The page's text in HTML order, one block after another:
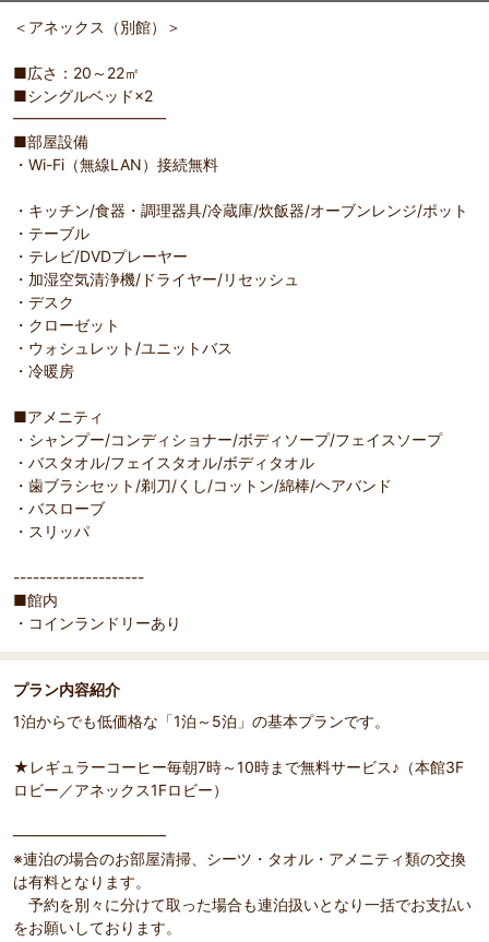
＜アネックス（別館）＞
■広さ：20～22㎡
■シングルベッド×2
━━━━━━━━━━
■部屋設備
・Wi-Fi（無線LAN）接続無料
・キッチン/食器・調理器具/冷蔵庫/炊飯器/オーブンレンジ/ポット
・テーブル
・テレビ/DVDプレーヤー
・加湿空気清浄機/ドライヤー/リセッシュ
・デスク
・クローゼット
・ウォシュレット/ユニットバス
・冷暖房
■アメニティ
・シャンプー/コンディショナー/ボディソープ/フェイスソープ
・バスタオル/フェイスタオル/ボディタオル
・歯ブラシセット/剃刀/くし/コットン/綿棒/ヘアバンド
・バスローブ
・スリッパ
--------------------
■館内
・コインランドリーあり
プラン内容紹介
1泊からでも低価格な「1泊～5泊」の基本プランです。
★レギュラーコーヒー毎朝7時～10時まで無料サービス♪（本館3F
ロビー／アネックス1Fロビー）
━━━━━━━━━━
※連泊の場合のお部屋清掃、シーツ・タオル・アメニティ類の交換
は有料となります。
予約を別々に分けて取った場合も連泊扱いとなり一括でお支払い
をお願いしております。
部屋詳細